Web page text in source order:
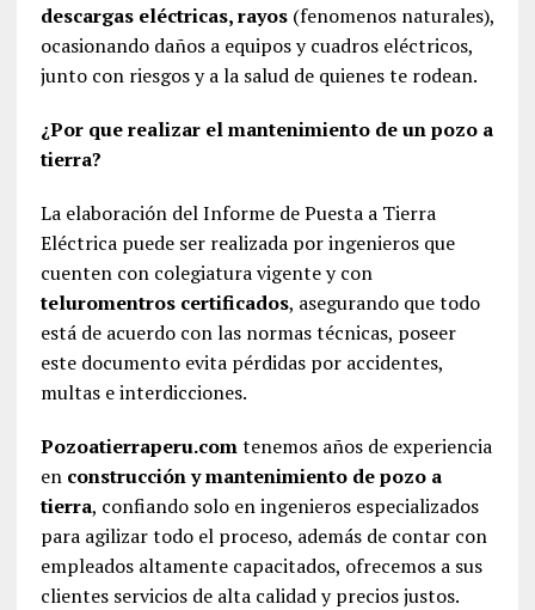
descargas eléctricas, rayos(fenomenos naturales),
ocasionando daños a equipos y cuadros eléctricos,
junto con riesgos y a la salud de quienes te rodean.
¿Por que realizar el mantenimiento de un pozo a
tierra?
La elaboración del Informe de Puesta a Tierra
Eléctrica puede ser realizada por ingenieros que
cuenten con colegiatura vigente y con
teluromentros certificados, asegurando que todo
está de acuerdo con las normas técnicas, poseer
este documento evita pérdidas por accidentes,
multas e interdicciones.
Pozoatierraperu.comtenemos años de experiencia
en construcción y mantenimiento de pozo a
tierra, confiando solo en ingenieros especializados
para agilizar todo el proceso, además de contar con
empleados altamente capacitados, ofrecemos a sus
clientes servicios de alta calidad y precios justos.